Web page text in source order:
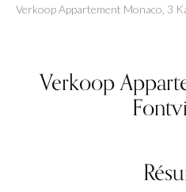
Verkoop Appartement Monaco, 3
Verkoop